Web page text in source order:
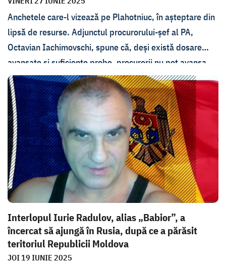
Anchetele care-l vizează pe Plahotniuc, în așteptare din
lipsă de resurse. Adjunctul procurorului-șef al PA,
Octavian Iachimovschi, spune că, deși există dosare
avansate și suficiente probe, procurorii nu pot avansa
rapid fără oameni și mijloace tehnice,„noi am fi vrut să
arăm ogorul cu tractorul, dar din păcate săpăm cu
sapa.”Declarația a fost făcută în cadrul emisiunii În
PROfunzime.
Interlopul Iurie Radulov, alias „Babior”, a
încercat să ajungă în Rusia, după ce a părăsit
teritoriul Republicii Moldova
JOI 19 IUNIE 2025